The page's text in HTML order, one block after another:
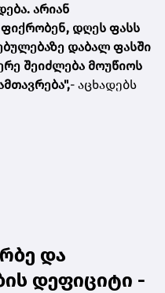
არიან
დღეს ფასს
დაბალ ფასში
შეიძლება მოუწიოს
- აცხადებს
და
დეფიციტი -